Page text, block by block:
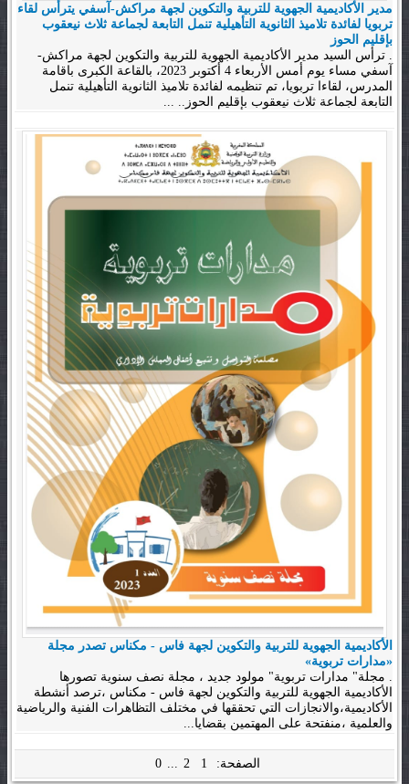
مدير الأكاديمية الجهوية للتربية والتكوين لجهة مراكش-آسفي يترأس لقاء
تربويا لفائدة تلاميذ الثانوية التأهيلية تنمل التابعة لجماعة ثلاث نيعقوب
بإقليم الحوز
. ترأس السيد مدير الأكاديمية الجهوية للتربية والتكوين لجهة مراكش-
آسفي مساء يوم أمس الأربعاء 4 أكتوبر 2023، بالقاعة الكبرى باقامة
المدرس، لقاءا تربويا، تم تنظيمه لفائدة تلاميذ الثانوية التأهيلية تنمل
التابعة لجماعة ثلاث نيعقوب بإقليم الحوز.. ...
الأكاديمية الجهوية للتربية والتكوين لجهة فاس - مكناس تصدر مجلة
«مدارات تربوية»
. مجلة" مدارات تربوية" مولود جديد ، مجلة نصف سنوية تصورها
الأكاديمية الجهوية للتربية والتكوين لجهة فاس - مكناس ،ترصد أنشطة
الأكاديمية،والانجازات التي تحققها في مختلف التظاهرات الفنية والرياضية
والعلمية ،منفتحة على المهتمين بقضايا...
الصفحة: 1
2
0